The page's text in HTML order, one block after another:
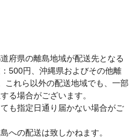
府県の離島地域が配送先となる
500円、沖縄県およびその他離
これら以外の配送地域でも、一部
る場合がございます。
も指定日通り届かない場合がご
への配送は致しかねます。